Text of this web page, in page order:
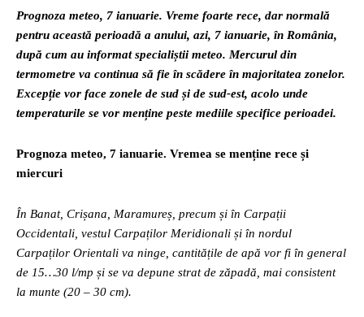
Prognoza meteo, 7 ianuarie. Vreme foarte rece, dar normală
pentru această perioadă a anului, azi, 7 ianuarie, în România,
după cum au informat specialiștii meteo. Mercurul din
termometre va continua să fie în scădere în majoritatea zonelor.
Excepție vor face zonele de sud și de sud-est, acolo unde
temperaturile se vor menține peste mediile specifice perioadei.
Prognoza meteo, 7 ianuarie. Vremea se menține rece și
miercuri
În Banat, Crișana, Maramureș, precum și în Carpații
Occidentali, vestul Carpaților Meridionali și în nordul
Carpaților Orientali va ninge, cantitățile de apă vor fi în general
de 15…30 l/mp și se va depune strat de zăpadă, mai consistent
la munte (20 – 30 cm).